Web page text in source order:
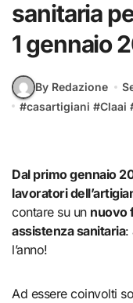
sanitaria
1 gennaio
By Redazione
#casartigiani #Claai
Dal primo gennaio
lavoratori
contare su un nuovo
assistenza sanitaria:
l’anno!
Ad essere coinvolti